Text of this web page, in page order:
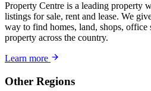
Property Centre is a leading property
listings for sale, rent and lease. We
way to find homes, land, shops, office
property across the country.
Learn more
Other Regions